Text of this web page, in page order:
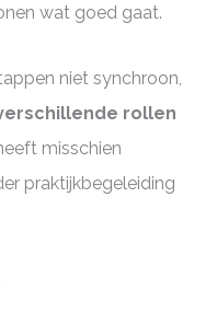
wat goed gaat.
niet synchroon,
rollen
misschien
praktijkbegeleiding